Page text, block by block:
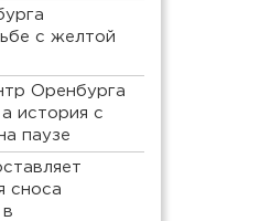
с желтой
Оренбурга
история с
паузе
сноса